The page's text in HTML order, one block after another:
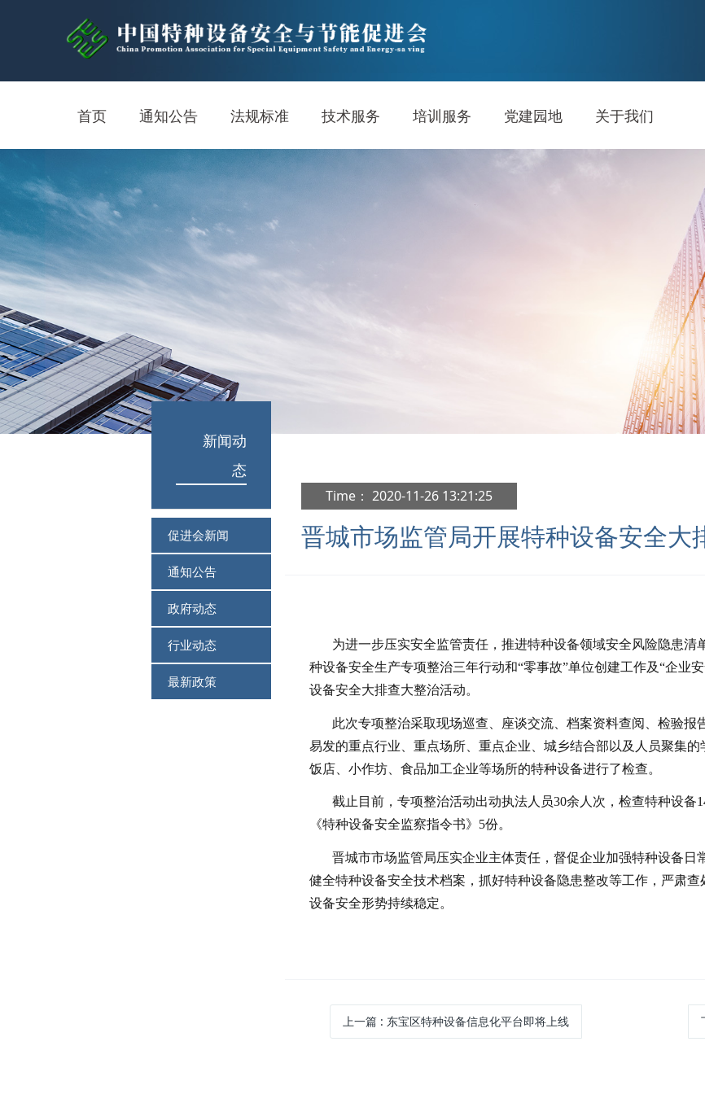
首页 通知公告 法规标准 技术服务 培训服务 党建园地 关于我们
新闻动
态
促进会新闻
通知公告
政府动态
行业动态
最新政策
Time： 2020-11-26 13:21:25
晋城市场监管局开展特种设备安全大
为进一步压实安全监管责任，推进特种设备领域安全风险隐患清
种设备安全生产专项整治三年行动和“零事故”单位创建工作及“企业
设备安全大排查大整治活动。
此次专项整治采取现场巡查、座谈交流、档案资料查阅、检验
易发的重点行业、重点场所、重点企业、城乡结合部以及人员聚集
饭店、小作坊、食品加工企业等场所的特种设备进行了检查。
截止目前，专项整治活动出动执法人员30余人次，检查特种设备
《特种设备安全监察指令书》5份。
晋城市市场监管局压实企业主体责任，督促企业加强特种设备日
健全特种设备安全技术档案，抓好特种设备隐患整改等工作，严肃
设备安全形势持续稳定。
上一篇 : 东宝区特种设备信息化平台即将上线